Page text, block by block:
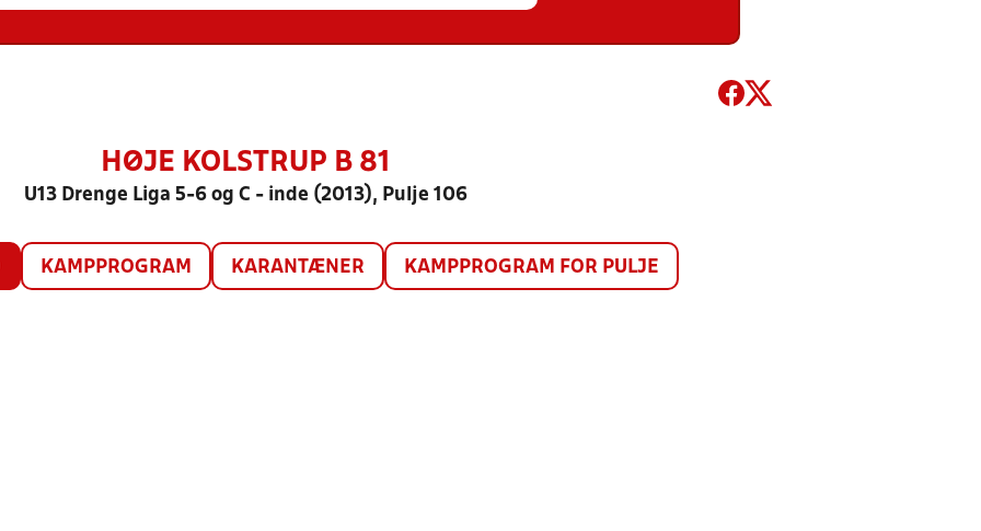
HØJE KOLSTRUP B 81
U13 Drenge Liga 5-6 og C - inde (2013), Pulje 106
KAMPPROGRAM KARANTÆNER KAMPPROGRAM FOR PULJE